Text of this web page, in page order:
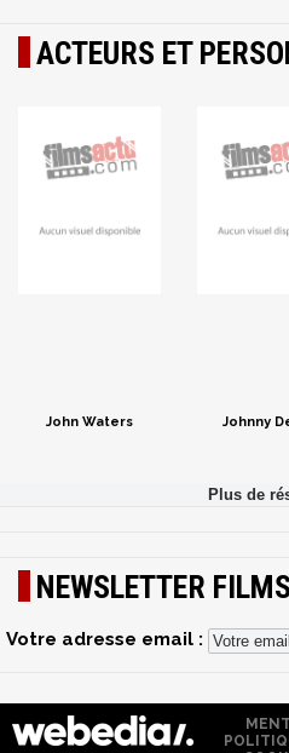
ACTEURS ET
John Waters Johnny
NEWSLETTER
Votre adresse email :